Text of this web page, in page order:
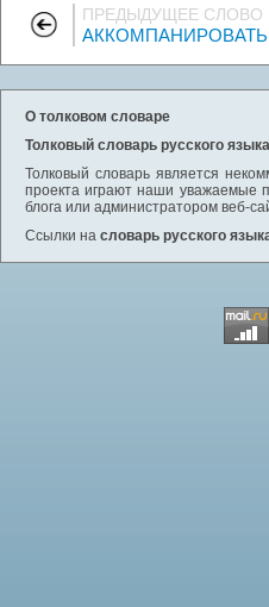
ПРЕДЫДУЩЕЕ СЛОВО
АККОМПАНИРОВАТЬ
О толковом словаре
Толковый словарь русского языка
Толковый словарь является
проекта играют наши уважаемые
блога или администратором веб-
Ссылки на словарь русского